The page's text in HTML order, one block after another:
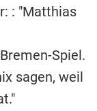
: "Matthias
Spiel.
sagen, weil